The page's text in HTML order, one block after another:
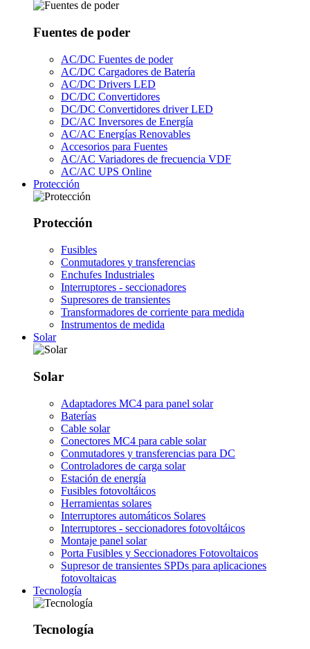
Fuentes de poder
AC/DC Fuentes de poder
AC/DC Cargadores de Batería
AC/DC Drivers LED
DC/DC Convertidores
DC/DC Convertidores driver LED
DC/AC Inversores de Energía
AC/AC Energías Renovables
Accesorios para Fuentes
AC/AC Variadores de frecuencia VDF
AC/AC UPS Online
Protección
Protección
Fusibles
Conmutadores y transferencias
Enchufes Industriales
Interruptores - seccionadores
Supresores de transientes
Transformadores de corriente para medida
Instrumentos de medida
Solar
Solar
Adaptadores MC4 para panel solar
Baterías
Cable solar
Conectores MC4 para cable solar
Conmutadores y transferencias para DC
Controladores de carga solar
Estación de energía
Fusibles fotovoltáicos
Herramientas solares
Interruptores automáticos Solares
Interruptores - seccionadores fotovoltáicos
Montaje panel solar
Porta Fusibles y Seccionadores Fotovoltaicos
Supresor de transientes SPDs para aplicaciones
fotovoltaicas
Tecnología
Tecnología